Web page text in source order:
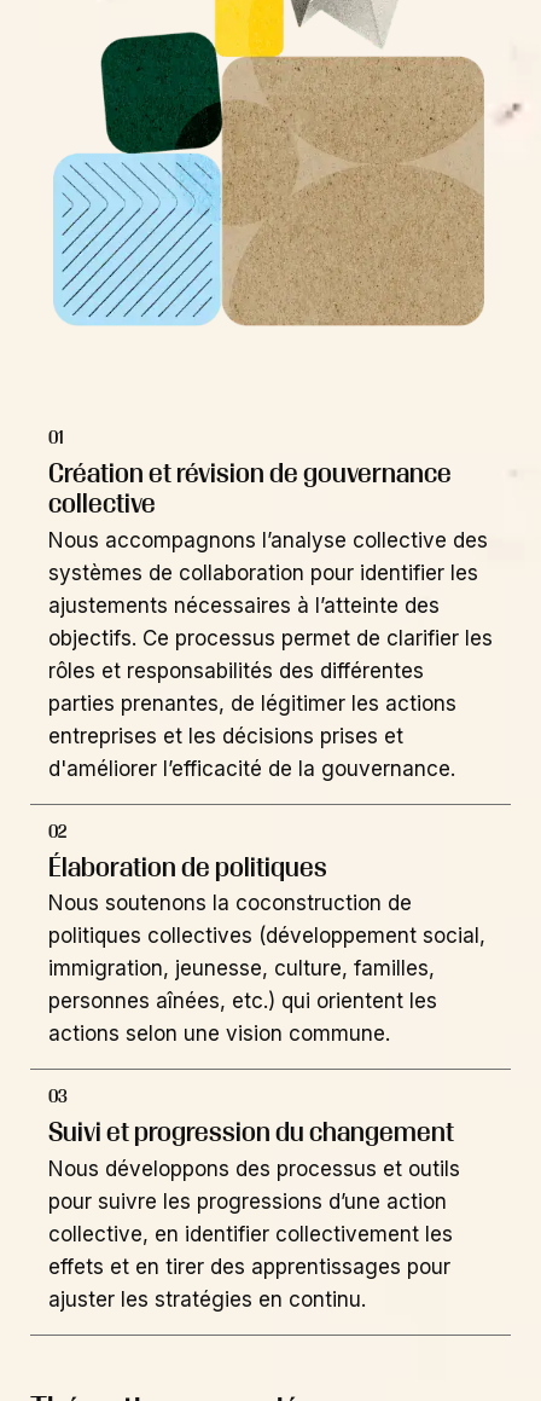
01
Création et révision de gouvernance
collective
Nous accompagnons l’analyse collective des
systèmes de collaboration pour identifier les
ajustements nécessaires à l’atteinte des
objectifs. Ce processus permet de clarifier les
rôles et responsabilités des différentes
parties prenantes, de légitimer les actions
entreprises et les décisions prises et
d'améliorer l’efficacité de la gouvernance.
02
Élaboration de politiques
Nous soutenons la coconstruction de
politiques collectives (développement social,
immigration, jeunesse, culture, familles,
personnes aînées, etc.) qui orientent les
actions selon une vision commune.
03
Suivi et progression du changement
Nous développons des processus et outils
pour suivre les progressions d’une action
collective, en identifier collectivement les
effets et en tirer des apprentissages pour
ajuster les stratégies en continu.